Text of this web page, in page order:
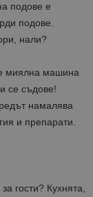
подове е
подове.
нали?
е миялна машина
се съдове!
намалява
и препарати.
гости? Кухнята,